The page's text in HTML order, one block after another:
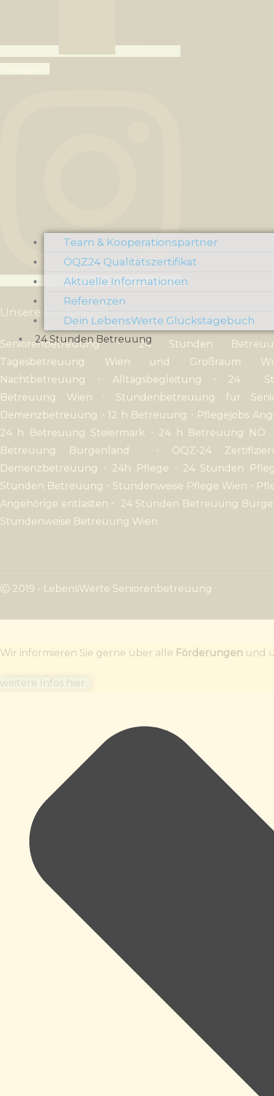
Team & Kooperationspartner
ÖQZ24 Qualitätszertifikat
Aktuelle Informationen
Referenzen
Dein LebensWerte Glückstagebuch
24 Stunden Betreuung
Unsere Leistungen
Seniorenbetreuung⋅24 Stunden
Tagesbetreuung Wien und Großraum
Nachtbetreuung ⋅ Alltagsbegleitung ⋅ 24
Betreuung Wien ⋅ Stundenbetreuung für
Demenzbetreuung ⋅12 h Betreuung ⋅ Pflegejobs
24 h Betreuung Steiermark ⋅ 24 h Betreuung NÖ
Betreuung Burgenland ⋅ ÖQZ-24
Demenzbetreuung
⋅ 24h Pflege ⋅ 24 Stunden
Stunden Betreuung ⋅ Stundenweise Pflege Wien ⋅
Angehörige entlasten ⋅ 24 Stunden Betreuung
Stundenweise Betreuung Wien
Ⓒ 2019 - LebensWerte Seniorenbetreuung
Wir informieren Sie gerne über alle Förderungen und
weitere Infos hier...